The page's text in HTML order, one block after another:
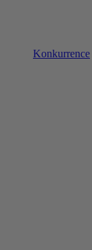
Konkurrence